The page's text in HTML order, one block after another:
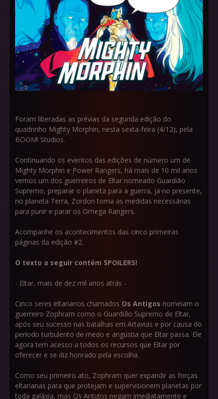
Foram liberadas as prévias da segunda edição do
quadrinho Mighty Morphin, nesta sexta-feira (4/12), pela
BOOM! Studios.
Continuando os eventos das edições de número um de
Mighty Morphin e Power Rangers, há mais de 10 mil anos
vemos um dos guerreiros de Eltar nomeado Guardião
Supremo, preparar o planeta para a guerra, já no presente,
no planeta Terra, Zordon toma as medidas necessárias
para punir e parar os Omega Rangers.
Acompanhe os acontecimentos das cinco primeiras
páginas da edição #2.
O texto a seguir contém SPOILERS!
- Eltar, mais de dez mil anos atrás -
Cinco seres eltarianos chamados Os Antigos nomeiam o
guerreiro Zophram como o Guardião Supremo de Eltar,
após seu sucesso nas batalhas em Artavias e por causa do
período turbulento de medo e angústia que Eltar passa. Ele
agora tem acesso a todos os recursos que Eltar por
oferecer e se diz honrado pela escolha.
Como seu primeiro ato, Zophram quer expandir as forças
eltarianas para que protejam e supervisionem planetas por
toda galáxia, mas Os Antigos negam imediatamente e